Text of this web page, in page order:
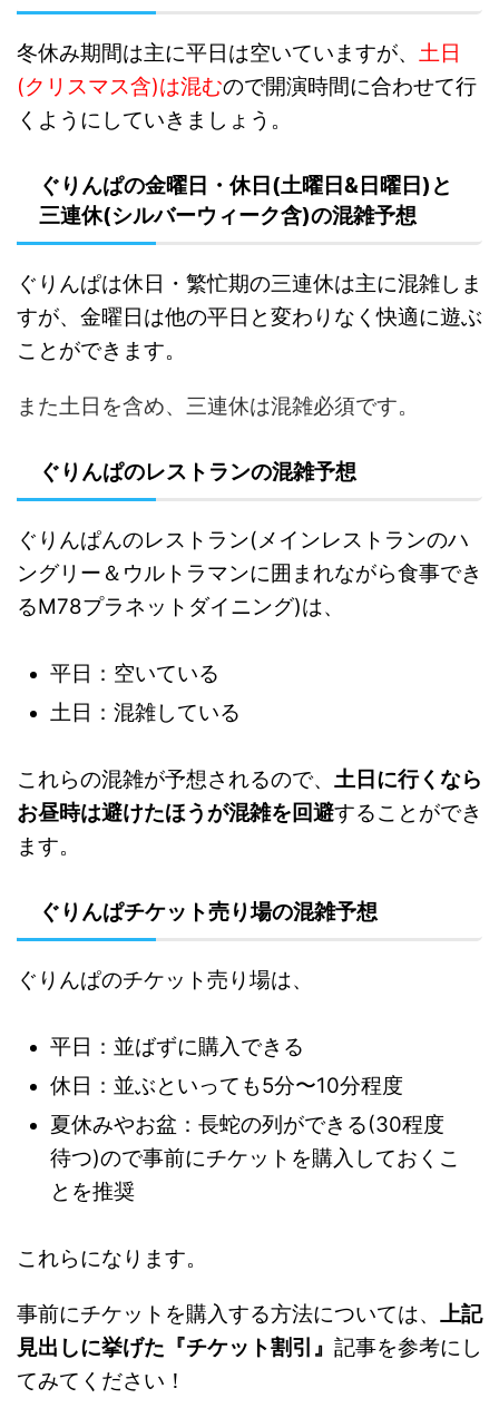
冬休み期間は主に平日は空いていますが、 土日
(クリスマス含)は混むので開演時間に合わせて行
くようにしていきましょう。
ぐりんぱの金曜日・休日(土曜日&日曜日)と
三連休(シルバーウィーク含)の混雑予想
ぐりんぱは休日・繁忙期の三連休は主に混雑しま
すが、金曜日は他の平日と変わりなく快適に遊ぶ
ことができます。
また土日を含め、三連休は混雑必須です。
ぐりんぱのレストランの混雑予想
ぐりんぱんのレストラン(メインレストランのハ
ングリー＆ウルトラマンに囲まれながら食事でき
るM78プラネットダイニング)は、
平日：空いている
土日：混雑している
これらの混雑が予想されるので、 土日に行くなら
お昼時は避けたほうが混雑を回避することができ
ます。
ぐりんぱチケット売り場の混雑予想
ぐりんぱのチケット売り場は、
平日：並ばずに購入できる
休日：並ぶといっても5分〜10分程度
夏休みやお盆：長蛇の列ができる(30程度
待つ)ので事前にチケットを購入しておくこ
とを推奨
これらになります。
事前にチケットを購入する方法については、 上記
見出しに挙げた『チケット割引』 記事を参考にし
てみてください！